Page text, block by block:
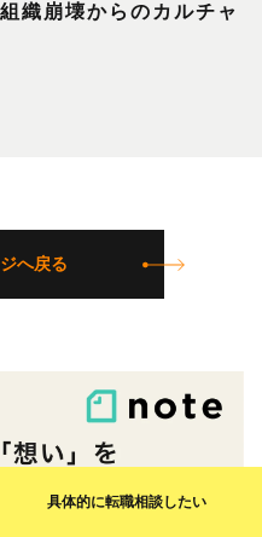
具体的に転職相談したい
織崩壊からのカルチャ
へ戻る